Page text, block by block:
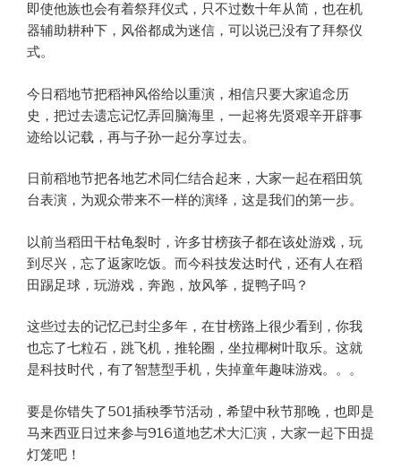
即使他族也会有着祭拜仪式，只不过数十年从简，也在机
器辅助耕种下，风俗都成为迷信，可以说已没有了拜祭仪
式。
今日稻地节把稻神风俗给以重演，相信只要大家追念历
史，把过去遗忘记忆弄回脑海里，一起将先贤艰辛开辟事
迹给以记载，再与子孙一起分享过去。
日前稻地节把各地艺术同仁结合起来，大家一起在稻田筑
台表演，为观众带来不一样的演绎，这是我们的第一步。
以前当稻田干枯龟裂时，许多甘榜孩子都在该处游戏，玩
到尽兴，忘了返家吃饭。而今科技发达时代，还有人在稻
田踢足球，玩游戏，奔跑，放风筝，捉鸭子吗？
这些过去的记忆已封尘多年，在甘榜路上很少看到，你我
也忘了七粒石，跳飞机，推轮圈，坐拉椰树叶取乐。这就
是科技时代，有了智慧型手机，失掉童年趣味游戏。。。
要是你错失了501插秧季节活动，希望中秋节那晚，也即是
马来西亚日过来参与916道地艺术大汇演，大家一起下田提
灯笼吧！